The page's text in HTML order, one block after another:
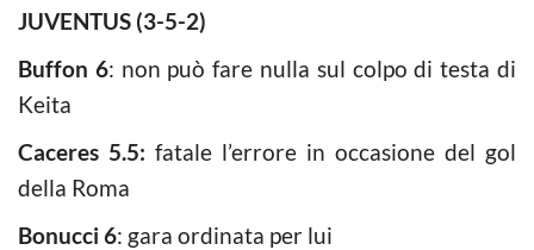
JUVENTUS (3-5-2)
Buffon 6: non può fare nulla sul colpo di testa di
Keita
Caceres 5.5: fatale l’errore in occasione del gol
della Roma
Bonucci 6: gara ordinata per lui